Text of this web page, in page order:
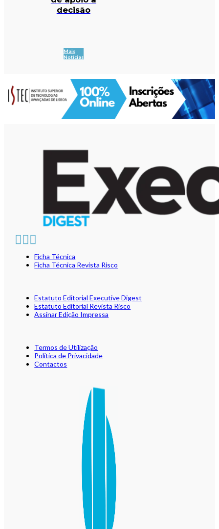
decisão
Mais
Notícias
Ficha Técnica
Ficha Técnica Revista Risco
Estatuto Editorial Executive Digest
Estatuto Editorial Revista Risco
Assinar Edição Impressa
Termos de Utilização
Política de Privacidade
Contactos